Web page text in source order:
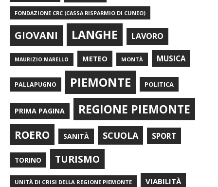
FONDAZIONE CRC (CASSA RISPARMIO DI CUNEO)
GIOVANI LANGHE LAVORO
MAURIZIO MARELLO METEO MONTÀ MUSICA
PALLAPUGNO PIEMONTE POLITICA
PRIMA PAGINA REGIONE PIEMONTE
ROERO SANITÀ SCUOLA SPORT
TORINO TURISMO
UNITÀ DI CRISI DELLA REGIONE PIEMONTE VIABILITÀ